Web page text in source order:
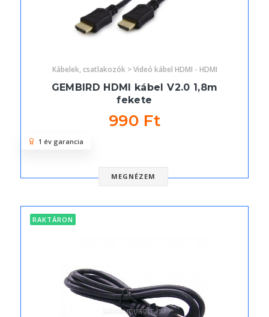
Kábelek, csatlakozók > Videó kábel HDMI - HDMI
GEMBIRD HDMI kábel V2.0 1,8m
fekete
990 Ft
MEGNÉZEM
1 év garancia
RAKTÁRON